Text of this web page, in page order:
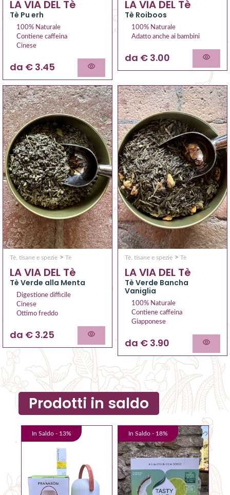
LA VIA DEL Tè
Tè Pu erh
100% Naturale
Contiene caffeina
Cinese
da € 3.45
LA VIA DEL Tè
Tè Roiboos
100% Naturale
Adatto anche ai bambini
da € 3.00
Tè, tisane e spezie > Tè
LA VIA DEL Tè
Tè Verde alla Menta
Digestione difficile
Cinese
Ottimo freddo
da € 3.25
Tè, tisane e spezie > Tè
LA VIA DEL Tè
Tè Verde Bancha
Vaniglia
100% Naturale
Contiene caffeina
Giapponese
da € 3.90
Prodotti in saldo
In Saldo - 13% In Saldo - 18%